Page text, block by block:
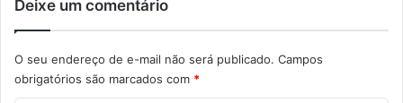
Deixe um comentário
O seu endereço de e-mail não será publicado. Campos
obrigatórios são marcados com *